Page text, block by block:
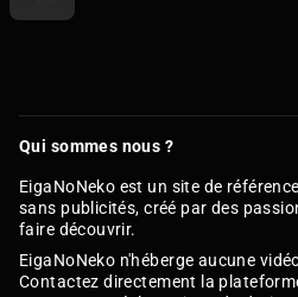
Qui sommes nous ?
EigaNoNeko est un site de
sans publicités, créé par des
faire découvrir.
EigaNoNeko n'héberge aucune
Contactez directement la